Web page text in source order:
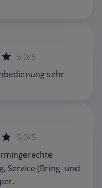
5,0/5
sehr
5,0/5
Service (Bring- und